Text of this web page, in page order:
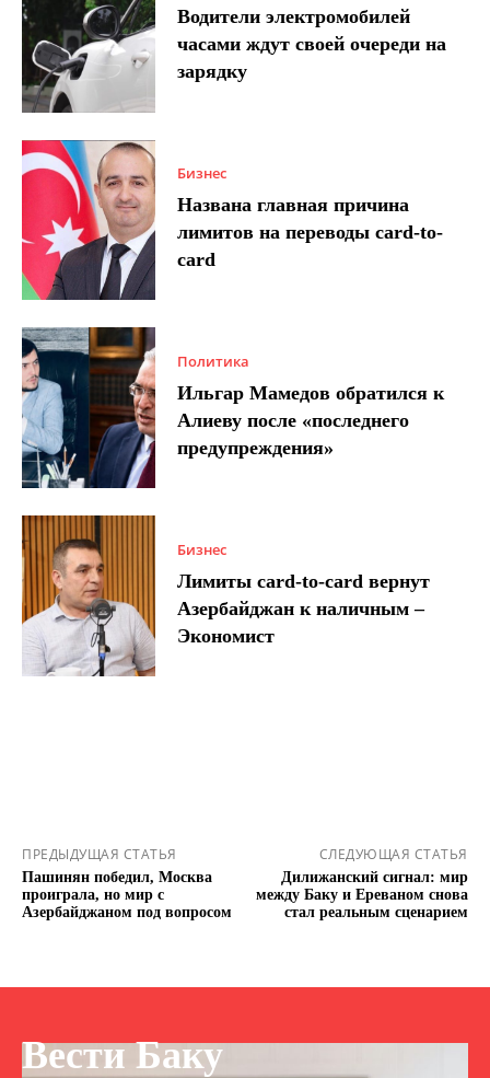
Водители электромобилей
часами ждут своей очереди на
зарядку
Бизнес
Названа главная причина
лимитов на переводы card-to-
card
Политика
Ильгар Мамедов обратился к
Алиеву после «последнего
предупреждения»
Бизнес
Лимиты card-to-card вернут
Азербайджан к наличным –
Экономист
ПРЕДЫДУЩАЯ СТАТЬЯ
Пашинян победил, Москва
проиграла, но мир с
Азербайджаном под вопросом
СЛЕДУЮЩАЯ СТАТЬЯ
Дилижанский сигнал: мир
между Баку и Ереваном снова
стал реальным сценарием
Вести Баку